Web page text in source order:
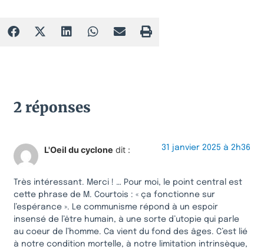
2 réponses
L'Oeil du cyclone dit : 31 janvier 2025 à 2h36
Très intéressant. Merci ! … Pour moi, le point central est
cette phrase de M. Courtois : « ça fonctionne sur
l’espérance ». Le communisme répond à un espoir
insensé de l’être humain, à une sorte d’utopie qui parle
au coeur de l’homme. Ca vient du fond des âges. C’est lié
à notre condition mortelle, à notre limitation intrinsèque,